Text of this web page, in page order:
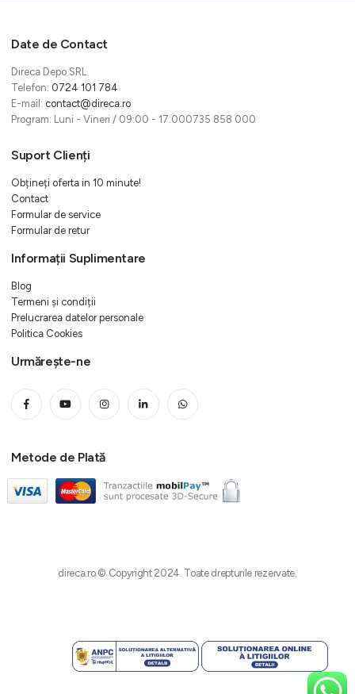
Date de Contact
Direca Depo SRL
Telefon: 0724 101 784
E-mail: contact@direca.ro
Program: Luni - Vineri / 09:00 - 17:000735 858 000
Suport Clienți
Obțineți oferta in 10 minute!
Contact
Formular de service
Formular de retur
Informații Suplimentare
Blog
Termeni și condiții
Prelucrarea datelor personale
Politica Cookies
Urmărește-ne
Metode de Plată
direca.ro © Copyright 2024. Toate drepturile rezervate.